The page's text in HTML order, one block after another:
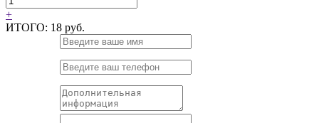
+
ИТОГО: 18 руб.